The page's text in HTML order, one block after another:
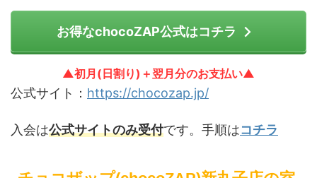
お得なchocoZAP公式はコチラ
▲初月(日割り)＋翌月分のお支払い▲
公式サイト： https://chocozap.jp/
入会は公式サイトのみ受付です。手順はコチラ